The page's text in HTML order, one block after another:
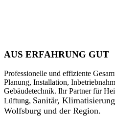
AUS ERFAHRUNG GUT
Professionelle und effiziente
Planung, Installation,
Gebäudetechnik. Ihr Partner für
Lüftung, Sanitär,
Wolfsburg und der Region.